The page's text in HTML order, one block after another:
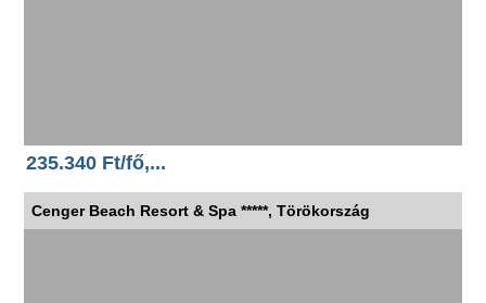
235.340 Ft/fő,...
Cenger Beach Resort & Spa *****, Törökország